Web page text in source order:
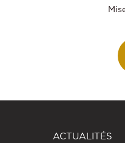
ACTUALITÉS